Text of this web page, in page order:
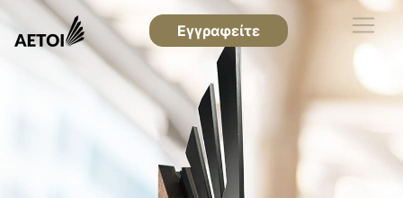
Εγγραφείτε